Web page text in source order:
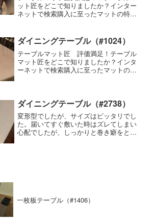
ット匠をどこで知りましたか？インター
ネットで検索購入に至ったマットの特徴
カー・商品名などカリモクテーブルマッ
ト匠の使用感はいかが...
ダイニングテーブル（#1024）
テーブルマット匠 評価満足！テーブル
マット匠をどこで知りましたか？インタ
ーネットで検索購入に至ったマットの特
まんぞくしています。以...
ダイニングテーブル（#2738）
変形型でしたが、サイズはピッタリでし
た。届いてすぐ敷いた時はズレてしまい
心配でしたが、しっかりと巻き癖をとっ
にくいところも気に入っています。
一枚板テーブル（#1406）